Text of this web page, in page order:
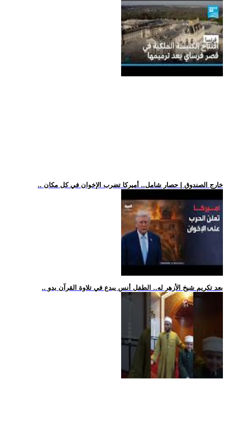
.. خارج الصندوق | حصار شامل.. أميركا تضرب الإخوان في كل مكان
.. بعد تكريم شيخ الأزهر له.. الطفل أنس يبدع في تلاوة القرآن بدو